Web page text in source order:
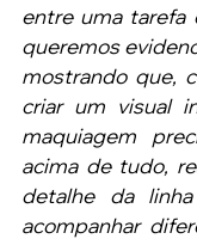
entre uma tarefa
queremos
mostrando que,
criar um visual
maquiagem
acima de tudo,
detalhe da
acompanhar